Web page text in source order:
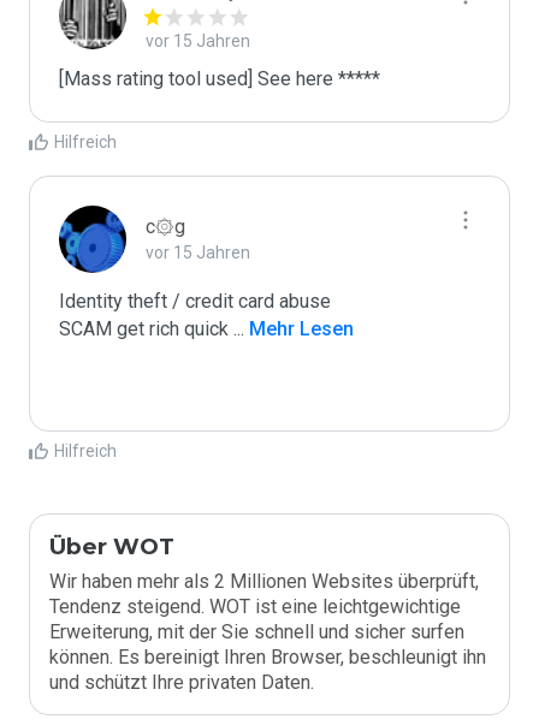
vor 15 Jahren
[Mass rating tool used] See here *****
Hilfreich
c۞g
vor 15 Jahren
Identity theft / credit card abuse
SCAM get rich quick ... Mehr Lesen
Hilfreich
Über WOT
Wir haben mehr als 2 Millionen Websites überprüft,
Tendenz steigend. WOT ist eine leichtgewichtige
Erweiterung, mit der Sie schnell und sicher surfen
können. Es bereinigt Ihren Browser, beschleunigt ihn
und schützt Ihre privaten Daten.